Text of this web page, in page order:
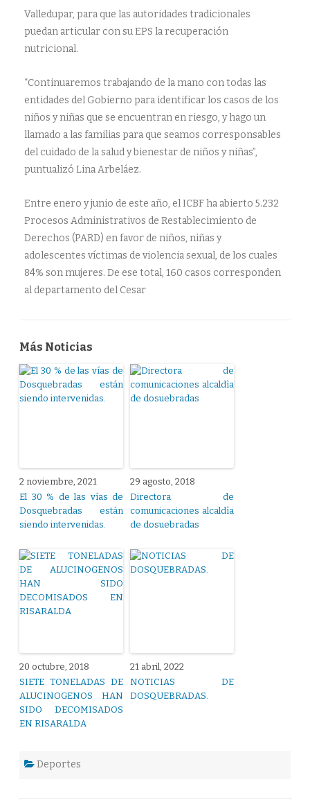
Valledupar, para que las autoridades tradicionales
puedan articular con su EPS la recuperación
nutricional.
“Continuaremos trabajando de la mano con todas las
entidades del Gobierno para identificar los casos de los
niños y niñas que se encuentran en riesgo, y hago un
llamado a las familias para que seamos corresponsables
del cuidado de la salud y bienestar de niños y niñas”,
puntualizó Lina Arbeláez.
Entre enero y junio de este año, el ICBF ha abierto 5.232
Procesos Administrativos de Restablecimiento de
Derechos (PARD) en favor de niños, niñas y
adolescentes víctimas de violencia sexual, de los cuales
84% son mujeres. De ese total, 160 casos corresponden
al departamento del Cesar
Más Noticias
2 noviembre, 2021
El 30 % de las vías de
Dosquebradas están
siendo intervenidas.
29 agosto, 2018
Directora de
comunicaciones alcaldìa
de dosuebradas
20 octubre, 2018
SIETE TONELADAS DE
ALUCINOGENOS HAN
SIDO DECOMISADOS
EN RISARALDA
21 abril, 2022
NOTICIAS DE
DOSQUEBRADAS.
Deportes